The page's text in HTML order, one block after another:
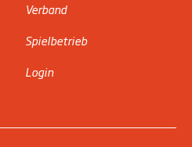
Verband
Spielbetrieb
Login